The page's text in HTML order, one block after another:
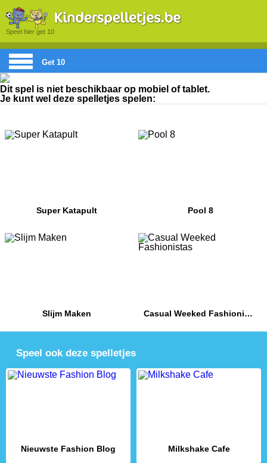
Speel hier get 10
Get 10
Dit spel is niet beschikbaar op mobiel of tablet.
Je kunt wel deze spelletjes spelen:
Super Katapult Pool 8
Slijm Maken Casual Weeked Fashionistas
Speel ook deze spelletjes
Nieuwste Fashion Blog Milkshake Cafe